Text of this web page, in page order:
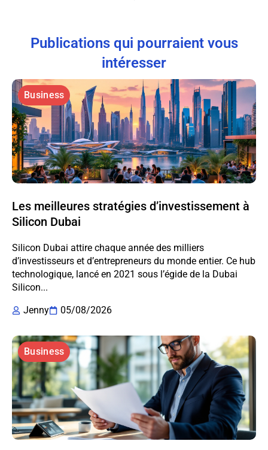
Publications qui pourraient vous
intéresser
Business
Les meilleures stratégies d’investissement à
Silicon Dubai
Silicon Dubai attire chaque année des milliers
d’investisseurs et d’entrepreneurs du monde entier. Ce hub
technologique, lancé en 2021 sous l’égide de la Dubai
Silicon...
Jenny
05/08/2026
Business